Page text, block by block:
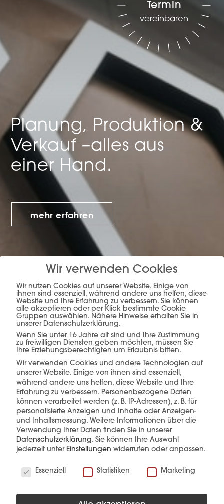
Planung, Produktion &
Verkauf –alles aus
einer Hand.
mehr erfahren
Termin
vereinbaren
Diese Produkte könnten Sie auch
interessieren
Wir verwenden Cookies
Wir nutzen Cookies auf unserer Website. Einige von
ihnen sind essenziell, während andere uns helfen, diese
Website und Ihre Erfahrung zu verbessern. Sie können
alle akzeptieren oder per Klick bestimmte Cookie
Gruppen auswählen. Nähere Hinweise erhalten Sie in
unserer Datenschutzerklärung.
Wenn Sie unter 16 Jahre alt sind und Ihre Zustimmung
zu freiwilligen Diensten geben möchten, müssen Sie
Ihre Erziehungsberechtigten um Erlaubnis bitten.
Wir verwenden Cookies und andere Technologien auf
unserer Website. Einige von ihnen sind essenziell,
während andere uns helfen, diese Website und Ihre
Erfahrung zu verbessern. Personenbezogene Daten
können verarbeitet werden (z. B. IP-Adressen), z. B. für
personalisierte Anzeigen und Inhalte oder Anzeigen-
und Inhaltsmessung. Weitere Informationen über die
Verwendung Ihrer Daten finden Sie in unserer
Datenschutzerklärung. Sie können Ihre Auswahl
jederzeit unter Einstellungen widerrufen oder anpassen.
Essenziell
Statistiken Marketing